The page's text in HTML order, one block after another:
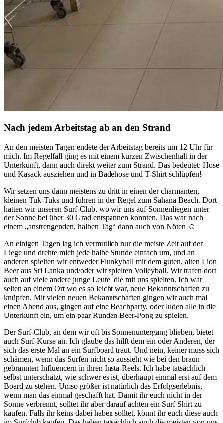
Nach jedem Arbeitstag ab an den Strand
An den meisten Tagen endete der Arbeitstag bereits um 12 Uhr für
mich. Im Regelfall ging es mit einem kurzen Zwischenhalt in der
Unterkunft, dann auch direkt weiter zum Strand. Das bedeutet: Hose
und Kasack ausziehen und in Badehose und T-Shirt schlüpfen!
Wir setzen uns dann meistens zu dritt in einen der charmanten,
kleinen Tuk-Tuks und fuhren in der Regel zum Sahana Beach. Dort
hatten wir unseren Surf-Club, wo wir uns auf Sonnenliegen unter
der Sonne bei über 30 Grad entspannen konnten. Das war nach
einem „anstrengenden, halben Tag“ dann auch von Nöten ☺
An einigen Tagen lag ich vermutlich nur die meiste Zeit auf der
Liege und drehte mich jede halbe Stunde einfach um, und an
anderen spielten wir entweder Flunkyball mit dem guten, alten Lion
Beer aus Sri Lanka und/oder wir spielten Volleyball. Wir trafen dort
auch auf viele andere junge Leute, die mit uns spielten. Ich war
selten an einem Ort wo es so leicht war, neue Bekanntschaften zu
knüpfen. Mit vielen neuen Bekanntschaften gingen wir auch mal
einen Abend aus, gingen auf eine Beachparty, oder luden alle in die
Unterkunft ein, um ein paar Runden Beer-Pong zu spielen.
Der Surf-Club, an dem wir oft bis Sonnenuntergang blieben, bietet
auch Surf-Kurse an. Ich glaube das hilft dem ein oder Anderen, der
sich das erste Mal an ein Surfboard traut. Und nein, keiner muss sich
schämen, wenn das Surfen nicht so aussieht wie bei den braun
gebrannten Influencern in ihren Insta-Reels. Ich habe tatsächlich
selbst unterschätzt, wie schwer es ist, überhaupt einmal erst auf dem
Board zu stehen. Umso größer ist natürlich das Erfolgserlebnis,
wenn man das einmal geschafft hat. Damit ihr euch nicht in der
Sonne verbrennt, solltet ihr aber darauf achten ein Surf Shirt zu
kaufen. Falls ihr keins dabei haben solltet, könnt ihr euch diese auch